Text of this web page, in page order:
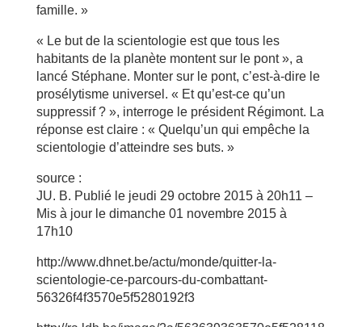
famille. »
« Le but de la scientologie est que tous les
habitants de la planète montent sur le pont », a
lancé Stéphane. Monter sur le pont, c’est-à-dire le
prosélytisme universel. « Et qu’est-ce qu’un
suppressif ? », interroge le président Régimont. La
réponse est claire : « Quelqu’un qui empêche la
scientologie d’atteindre ses buts. »
source :
JU. B. Publié le jeudi 29 octobre 2015 à 20h11 –
Mis à jour le dimanche 01 novembre 2015 à
17h10
http://www.dhnet.be/actu/monde/quitter-la-
scientologie-ce-parcours-du-combattant-
56326f4f3570e5f5280192f3